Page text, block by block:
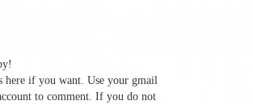
here if you want. Use your gmail
to comment. If you do not